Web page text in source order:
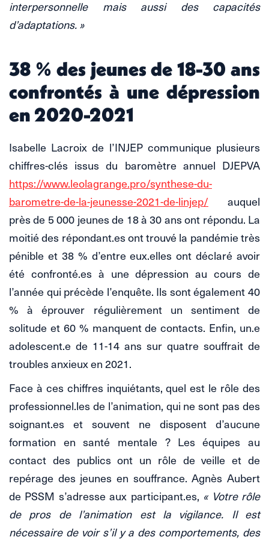
interpersonnelle mais aussi des capacités
d’adaptations. »
38 % des jeunes de 18-30 ans
confrontés à une dépression
en 2020-2021
Isabelle Lacroix de l’INJEP communique plusieurs
chiffres-clés issus du baromètre annuel DJEPVA
https://www.leolagrange.pro/synthese-du-
barometre-de-la-jeunesse-2021-de-linjep/ auquel
près de 5 000 jeunes de 18 à 30 ans ont répondu. La
moitié des répondant.es ont trouvé la pandémie très
pénible et 38 % d’entre eux.elles ont déclaré avoir
été confronté.es à une dépression au cours de
l’année qui précède l’enquête. Ils sont également 40
% à éprouver régulièrement un sentiment de
solitude et 60 % manquent de contacts. Enfin, un.e
adolescent.e de 11-14 ans sur quatre souffrait de
troubles anxieux en 2021.
Face à ces chiffres inquiétants, quel est le rôle des
professionnel.les de l’animation, qui ne sont pas des
soignant.es et souvent ne disposent d’aucune
formation en santé mentale ? Les équipes au
contact des publics ont un rôle de veille et de
repérage des jeunes en souffrance. Agnès Aubert
de PSSM s’adresse aux participant.es, « Votre rôle
de pros de l’animation est la vigilance. Il est
nécessaire de voir s’il y a des comportements, des